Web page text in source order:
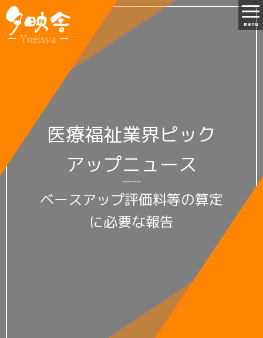
医療福祉業界ピック
アップニュース
ベースアップ評価料等の算定
に必要な報告
menu